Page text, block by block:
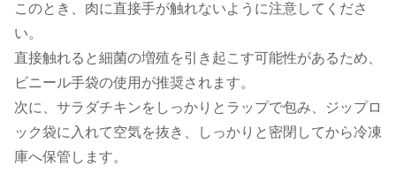
このとき、肉に直接手が触れないように注意してくださ
い。
直接触れると細菌の増殖を引き起こす可能性があるため、
ビニール手袋の使用が推奨されます。
次に、サラダチキンをしっかりとラップで包み、ジップロ
ック袋に入れて空気を抜き、しっかりと密閉してから冷凍
庫へ保管します。